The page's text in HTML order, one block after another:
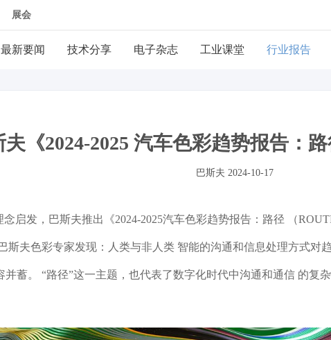
展会
最新要闻 技术分享 电子杂志 工业课堂 行业报告
夫《2024-2025 汽车色彩趋势报告：
巴斯夫 2024-10-17
启发，巴斯夫推出《2024-2025汽车色彩趋势报告：路径 （
斯夫色彩专家发现：人类与非人类 智能的沟通和信息处理方式对
蓄。 “路径”这一主题，也代表了数字化时代中沟通和通信 的复